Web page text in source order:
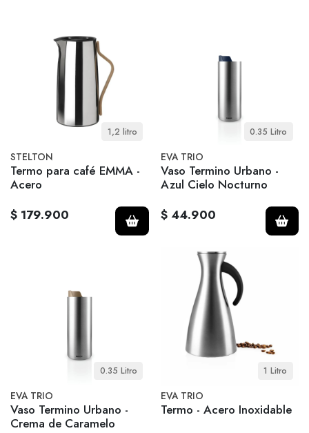
1,2 litro
STELTON
Termo para café EMMA -
Acero
$ 179.900
0.35 Litro
EVA TRIO
Vaso Termino Urbano -
Azul Cielo Nocturno
$ 44.900
0.35 Litro
EVA TRIO
Vaso Termino Urbano -
Crema de Caramelo
1 Litro
EVA TRIO
Termo - Acero Inoxidable